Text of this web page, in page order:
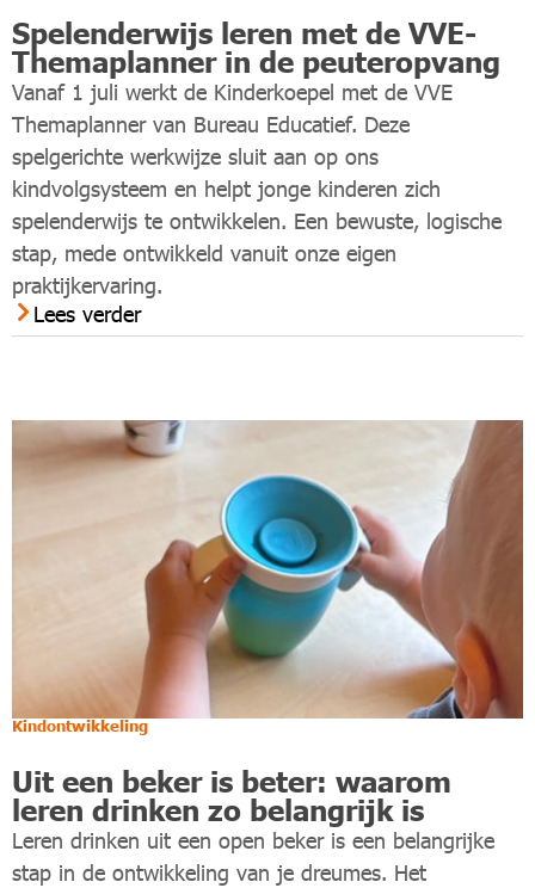
Spelenderwijs leren met de VVE-
Themaplanner in de peuteropvang
Vanaf 1 juli werkt de Kinderkoepel met de VVE
Themaplanner van Bureau Educatief. Deze
spelgerichte werkwijze sluit aan op ons
kindvolgsysteem en helpt jonge kinderen zich
spelenderwijs te ontwikkelen. Een bewuste, logische
stap, mede ontwikkeld vanuit onze eigen
praktijkervaring.
Lees verder
Kindontwikkeling
Uit een beker is beter: waarom
leren drinken zo belangrijk is
Leren drinken uit een open beker is een belangrijke
stap in de ontwikkeling van je dreumes. Het